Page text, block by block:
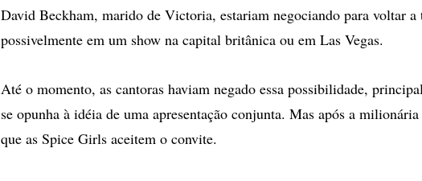
David Beckham, marido de Victoria, estariam negociando para voltar a
possivelmente em um show na capital britânica ou em Las Vegas.
Até o momento, as cantoras haviam negado essa possibilidade,
se opunha à idéia de uma apresentação conjunta. Mas após a
que as Spice Girls aceitem o convite.